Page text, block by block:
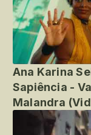
Ana Karina
Sapiência -
Malandra